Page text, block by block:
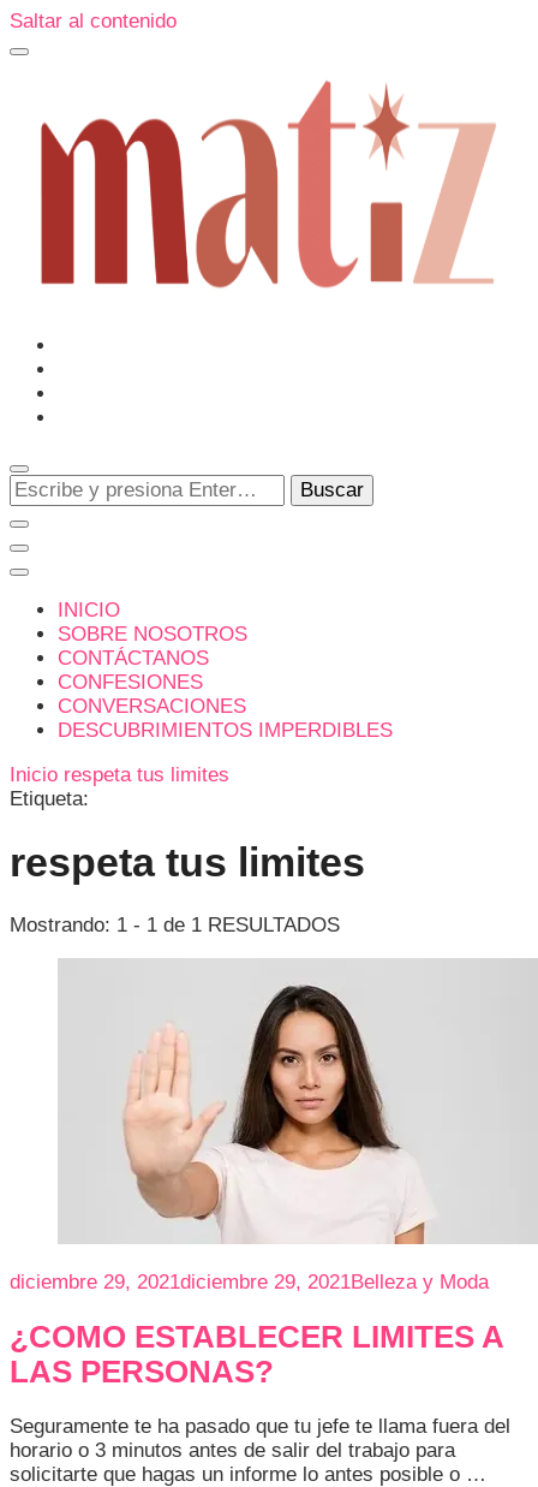
Saltar al contenido
Matiz
Un espacio editorial donde pongo en palabras aquello que
muchos sentimos y pocos sabemos cómo explicar y
donde también compartiré contigo las cosas que me
conmueven, me sorprenden o creo que merecen ser
¿Buscas
algo?
INICIO
SOBRE NOSOTROS
CONTÁCTANOS
CONFESIONES
CONVERSACIONES
DESCUBRIMIENTOS IMPERDIBLES
Inicio respeta tus limites
Etiqueta:
respeta tus limites
Mostrando: 1 - 1 de 1 RESULTADOS
diciembre 29, 2021diciembre 29, 2021Belleza y Moda
¿COMO ESTABLECER LIMITES A
LAS PERSONAS?
Seguramente te ha pasado que tu jefe te llama fuera del
horario o 3 minutos antes de salir del trabajo para
solicitarte que hagas un informe lo antes posible o …